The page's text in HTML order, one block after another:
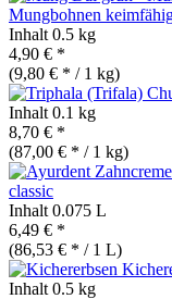
Mungbohnen
Inhalt 0.5 kg
4,90 € *
(9,80 € * / 1 kg)
Inhalt 0.1 kg
8,70 € *
(87,00 € * / 1 kg)
classic
Inhalt 0.075 L
6,49 € *
(86,53 € * / 1 L)
Inhalt 0.5 kg